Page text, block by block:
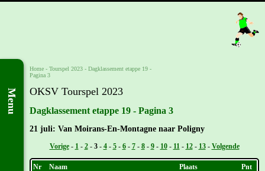
Menu
Home - Tourspel 2023 - Dagklassement etappe 19 -
Pagina 3
OKSV Tourspel 2023
Dagklassement etappe 19 - Pagina 3
21 juli: Van Moirans-En-Montagne naar Poligny
Vorige- 1- 2- 3- 4- 5- 6- 7- 8- 9- 10- 11- 12- 13- Volgende
Nr Naam Plaats Pnt